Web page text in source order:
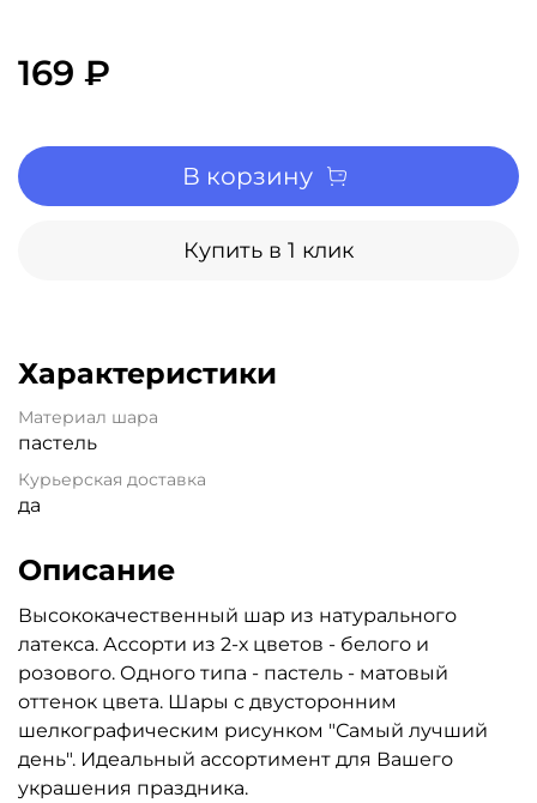
169 ₽
В корзину
Купить в 1 клик
Характеристики
Материал шара
пастель
Курьерская доставка
да
Описание
Высококачественный шар из натурального
латекса. Ассорти из 2-х цветов - белого и
розового. Одного типа - пастель - матовый
оттенок цвета. Шары с двусторонним
шелкографическим рисунком "Самый лучший
день". Идеальный ассортимент для Вашего
украшения праздника.